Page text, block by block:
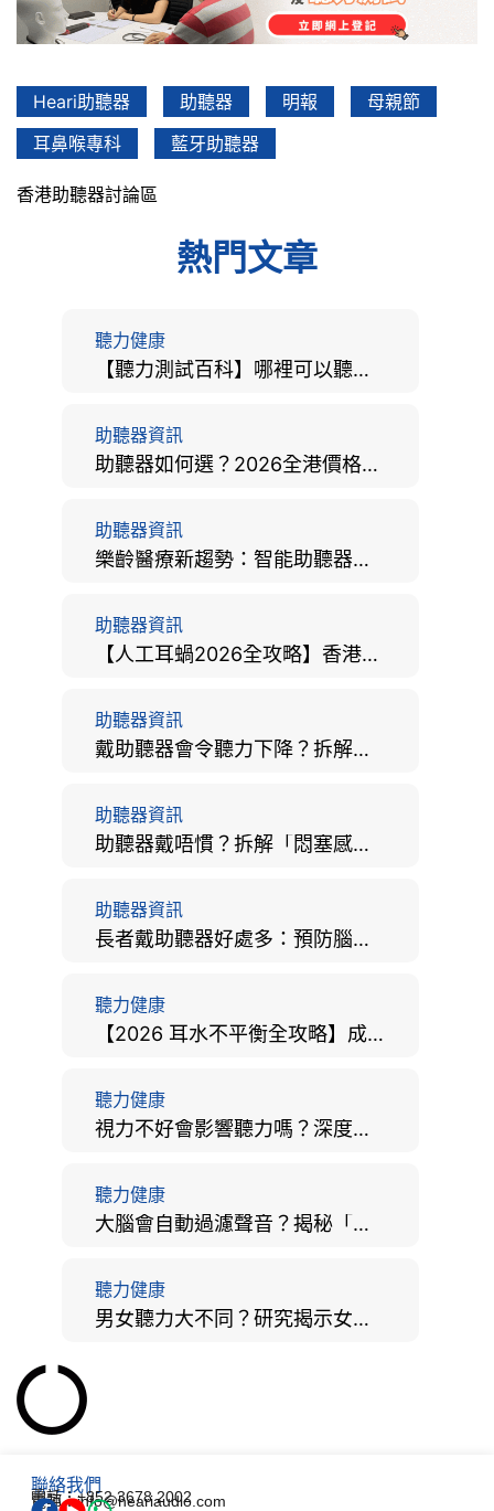
Heari助聽器 助聽器 明報
母親節
耳鼻喉專科
藍牙助聽器
香港助聽器討論區
熱門文章
聽力健康
【聽力測試百科】哪裡可以聽力檢查？費用、標準、流程、在家聽力檢測與iPhone測試全攻略
助聽器資訊
助聽器如何選？2026全港價格比較、款式分析及老人選購全攻略
助聽器資訊
樂齡醫療新趨勢：智能助聽器結合 AI 眼底相機，如何全方位守護長者健康？
助聽器資訊
【人工耳蝸2026全攻略】香港手術費用、原理與副作用評估！
助聽器資訊
戴助聽器會令聽力下降？拆解越戴越聾迷思與聽覺剝奪真相
助聽器資訊
助聽器戴唔慣？拆解「悶塞感」成因、堵耳效應與 4 週適應期全攻略
助聽器資訊
長者戴助聽器好處多：預防腦退化、9大誤區破解及家屬陪伴全手冊
聽力健康
【2026 耳水不平衡全攻略】成因、病徵、治療及改善方法
聽力健康
視力不好會影響聽力嗎？深度拆解大腦「眼耳並用」的科學秘密
聽力健康
大腦會自動過濾聲音？揭秘「聽覺注意」機制與聽力健康的深層關係
聽力健康
男女聽力大不同？研究揭示女性聽覺更靈敏！為何男性更易聽力損失？
聯絡我們
電話：+852 3678 2002
電郵：info@heariaudio.com